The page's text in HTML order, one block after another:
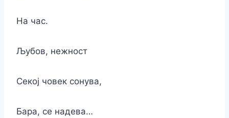
На час.
Љубов, нежност
Секој човек сонува,
Бара, се надева…